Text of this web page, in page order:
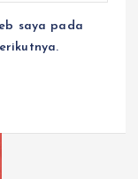
saya pada